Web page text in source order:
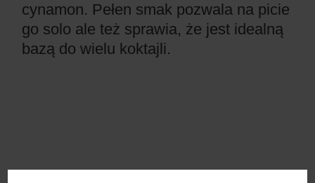
cynamon. Pełen smak pozwala na picie
go solo ale też sprawia, że jest idealną
bazą do wielu koktajli.